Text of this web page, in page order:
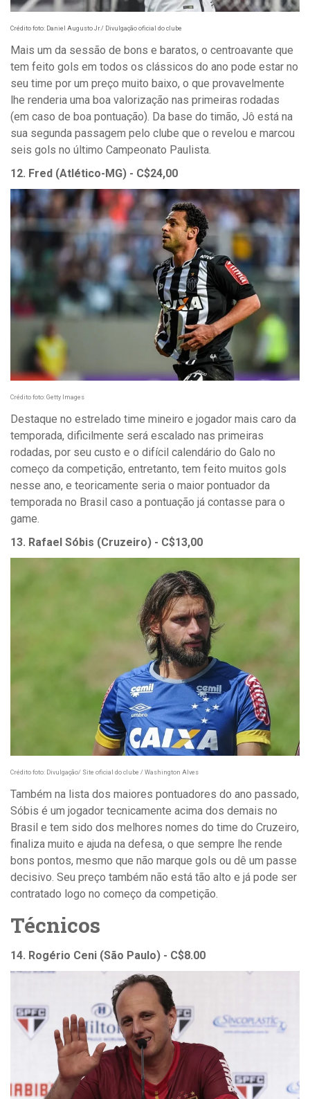
Crédito foto: Daniel Augusto Jr./ Divulgação oficial do clube
Mais um da sessão de bons e baratos, o centroavante que
tem feito gols em todos os clássicos do ano pode estar no
seu time por um preço muito baixo, o que provavelmente
lhe renderia uma boa valorização nas primeiras rodadas
(em caso de boa pontuação). Da base do timão, Jô está na
sua segunda passagem pelo clube que o revelou e marcou
seis gols no último Campeonato Paulista.
12. Fred (Atlético-MG) - C$24,00
Crédito foto: Getty Images
Destaque no estrelado time mineiro e jogador mais caro da
temporada, dificilmente será escalado nas primeiras
rodadas, por seu custo e o difícil calendário do Galo no
começo da competição, entretanto, tem feito muitos gols
nesse ano, e teoricamente seria o maior pontuador da
temporada no Brasil caso a pontuação já contasse para o
game.
13. Rafael Sóbis (Cruzeiro) - C$13,00
Crédito foto: Divulgação/ Site oficial do clube / Washington Alves
Também na lista dos maiores pontuadores do ano passado,
Sóbis é um jogador tecnicamente acima dos demais no
Brasil e tem sido dos melhores nomes do time do Cruzeiro,
finaliza muito e ajuda na defesa, o que sempre lhe rende
bons pontos, mesmo que não marque gols ou dê um passe
decisivo. Seu preço também não está tão alto e já pode ser
contratado logo no começo da competição.
Técnicos
14. Rogério Ceni (São Paulo) - C$8.00